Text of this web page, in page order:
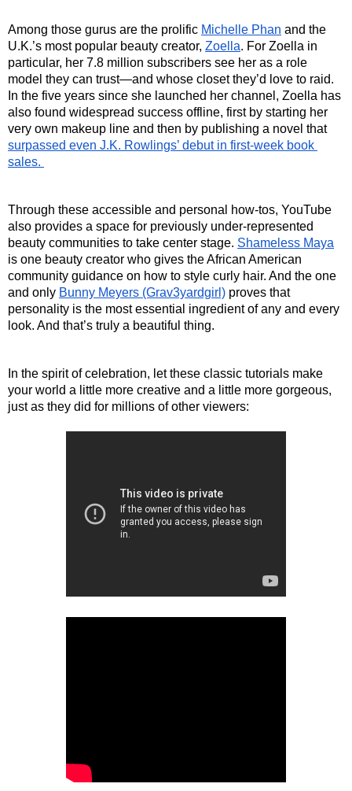
Among those gurus are the prolific Michelle Phan and the
U.K.’s most popular beauty creator, Zoella. For Zoella in
particular, her 7.8 million subscribers see her as a role
model they can trust—and whose closet they’d love to raid.
In the five years since she launched her channel, Zoella has
also found widespread success offline, first by starting her
very own makeup line and then by publishing a novel that
surpassed even J.K. Rowlings’ debut in first-week book
sales.
Through these accessible and personal how-tos, YouTube
also provides a space for previously under-represented
beauty communities to take center stage. Shameless Maya
is one beauty creator who gives the African American
community guidance on how to style curly hair. And the one
and only Bunny Meyers (Grav3yardgirl) proves that
personality is the most essential ingredient of any and every
look. And that’s truly a beautiful thing.
In the spirit of celebration, let these classic tutorials make
your world a little more creative and a little more gorgeous,
just as they did for millions of other viewers: